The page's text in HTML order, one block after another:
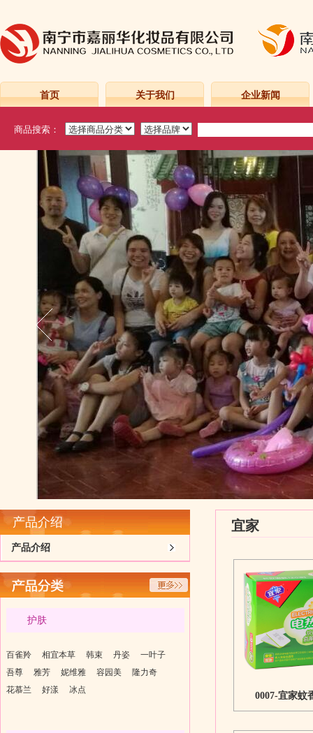
首页 关于我们 企业新闻
商品搜索：
产品介绍
产品介绍
护肤
百雀羚 相宜本草 韩束 丹姿
一叶子
吾尊
雅芳 妮维雅 容园美
隆力奇
花慕兰
好漾 冰点
宜家
0007-宜家蚊